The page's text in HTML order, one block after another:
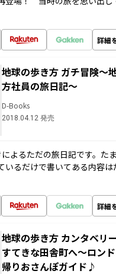
詳細
地球の歩き方 ガチ冒険～
方社員の旅日記～
D-Books
2018.04.12 発売
よるただの旅日記です。た
いるだけで書いてある内容
詳細
地球の歩き方 カンタベリ
すてきな田舎町へ～ロン
帰りおさんぽガイド♪